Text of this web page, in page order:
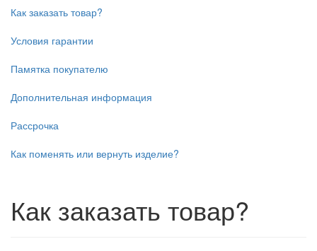
Как заказать товар?
Условия гарантии
Памятка покупателю
Дополнительная информация
Рассрочка
Как поменять или вернуть изделие?
Как заказать товар?